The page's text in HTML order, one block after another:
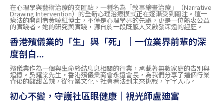
在心理學與藝術治療的交匯點，一種名為「敘事繪畫治療」（Narrative
Drawing Intervention）的全新心理治療模式正在逐漸受到關注。這一
療法的開創者黃曉紅博士，不僅是心理學界的先驅，更是一位熱衷公益
的實踐者。她的研究與實踐，源自於一段既感人又啟發深遠的經歷。
香港殯儀業的「生」與「死」｜一位業界前輩的深
度剖白...
殯儀業作為一個與生命終結息息相關的行業，承載著無數家庭的告別與
追憶。吳耀棠先生，香港殯儀業商會永遠會長，為我們分享了這個行業
背後的酸甜苦辣，從行業文化、社會看法到未來挑戰，字字入心。
初心不變，守護社區眼健康｜視光師盧廸富